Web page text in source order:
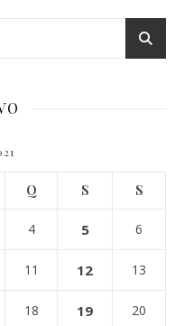
Q S S
4 5 6
11 12 13
18 19 20